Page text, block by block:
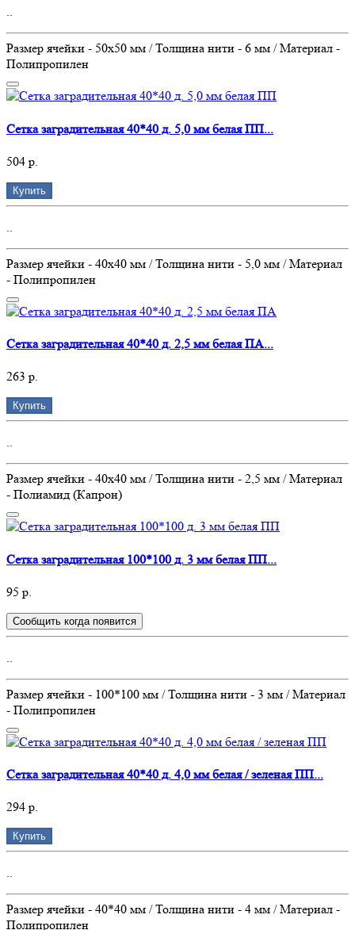
..
Размер ячейки - 50х50 мм / Толщина нити - 6 мм / Материал -
Полипропилен
Сетка заградительная 40*40 д. 5,0 мм белая ПП...
504 р.
Купить
..
Размер ячейки - 40х40 мм / Толщина нити - 5,0 мм / Материал
- Полипропилен
Сетка заградительная 40*40 д. 2,5 мм белая ПА...
263 р.
Купить
..
Размер ячейки - 40х40 мм / Толщина нити - 2,5 мм / Материал
- Полиамид (Капрон)
Сетка заградительная 100*100 д. 3 мм белая ПП...
95 р.
Сообщить когда появится
..
Размер ячейки - 100*100 мм / Толщина нити - 3 мм / Материал
- Полипропилен
Сетка заградительная 40*40 д. 4,0 мм белая / зеленая ПП...
294 р.
Купить
..
Размер ячейки - 40*40 мм / Толщина нити - 4 мм / Материал -
Полипропилен